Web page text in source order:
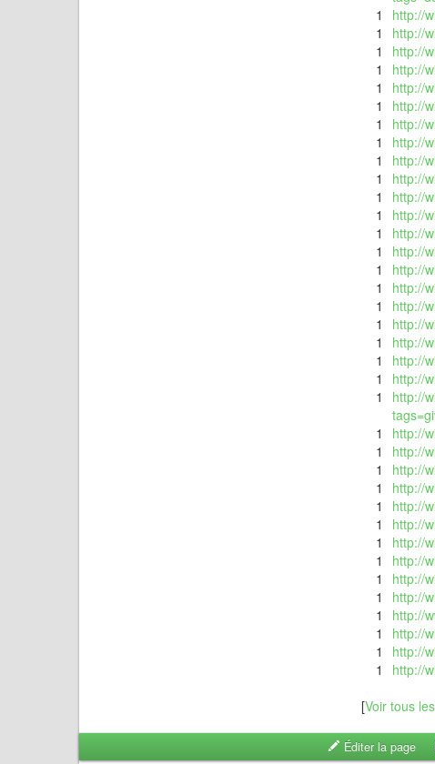
1
http://
1
http://
1
http://
1
http://
1
http://
1
http://
1
http://
1
http://
1
http://
1
http://
1
http://
1
http://
1
http://
1
http://
1
http://
1
http://
1
http://
1
http://
1
http://
1
http://
1
http://
1
http://
1
http://
1
http://
1
http://
1
http://
1
http://
1
http://
1
http://
1
http://
1
http://
1
http://
1
http://
1
http://
1
http://
1
http://
[Voir tous
Éditer la page